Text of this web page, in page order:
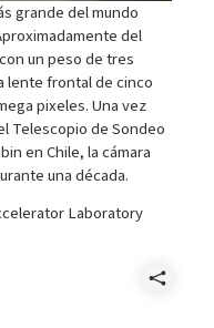
grande del mundo
del
un peso de tres
lente frontal de cinco
pixeles. Una vez
Telescopio de Sondeo
en Chile, la cámara
una década.
Laboratory